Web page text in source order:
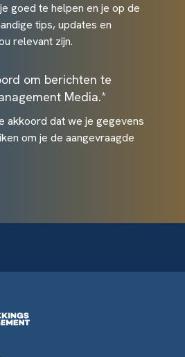
goed te helpen en je op de
tips, updates en
relevant zijn.
om berichten te
Media.*
akkoord dat we je gegevens
om je de aangevraagde